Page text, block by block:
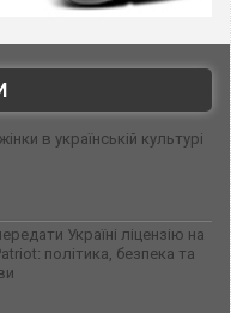
в українській культурі
Україні ліцензію на
політика, безпека та